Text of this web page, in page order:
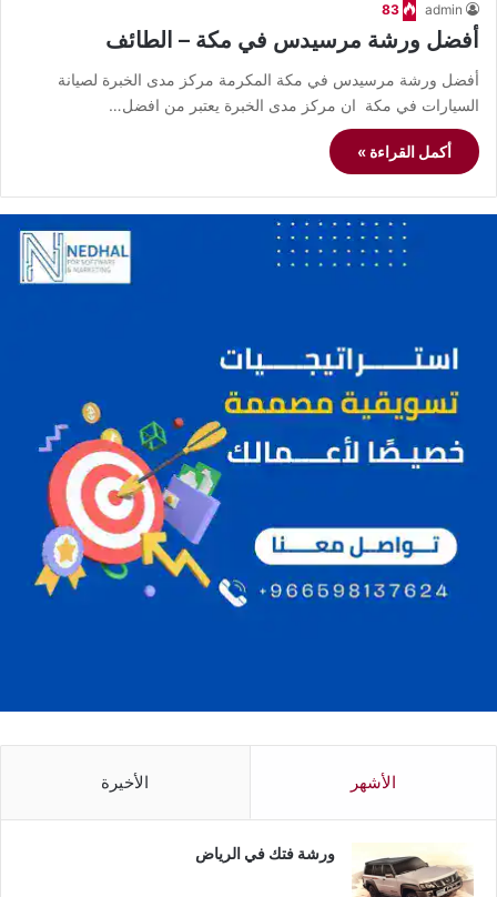
admin
83
أفضل ورشة مرسيدس في مكة – الطائف
أفضل ورشة مرسيدس في مكة المكرمة مركز مدى الخبرة لصيانة
السيارات في مكة ان مركز مدى الخبرة يعتبر من افضل…
أكمل القراءة »
الأشهر الأخيرة
ورشة فتك في الرياض